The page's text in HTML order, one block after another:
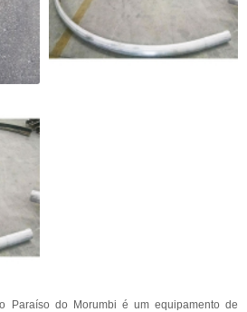
Paraíso do Morumbi é um equipamento de